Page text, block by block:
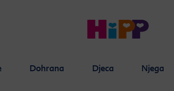
Dohrana Djeca Njega